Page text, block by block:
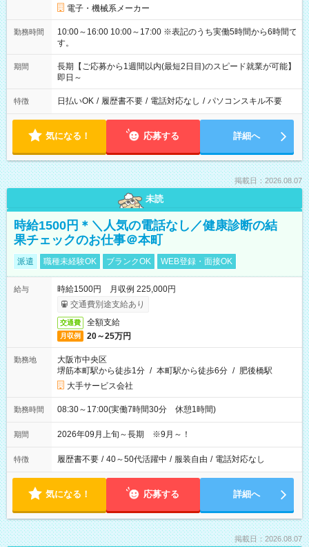
電子・機械系メーカー
勤務時間
10:00～16:00 10:00～17:00 ※表記のうち実働5時間から6時間で
す。
期間
長期【ご応募から1週間以内(最短2日目)のスピード就業が可能】
即日～
特徴 日払いOK / 履歴書不要 / 電話対応なし / パソコンスキル不要
気になる！ 応募する 詳細へ
掲載日：2026.08.07
未読
時給1500円＊＼人気の電話なし／健康診断の結
果チェックのお仕事＠本町
派遣 職種未経験OK ブランクOK WEB登録・面接OK
給与
時給1500円 月収例 225,000円
交通費別途支給あり
交通費 全額支給
月収例 20～25万円
勤務地
大阪市中央区
堺筋本町駅から徒歩1分 / 本町駅から徒歩6分 / 肥後橋駅
大手サービス会社
勤務時間 08:30～17:00(実働7時間30分 休憩1時間)
期間 2026年09月上旬～長期 ※9月～！
特徴 履歴書不要 / 40～50代活躍中 / 服装自由 / 電話対応なし
気になる！ 応募する 詳細へ
掲載日：2026.08.07